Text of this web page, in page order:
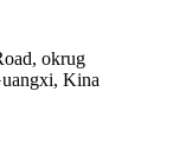
okrug
Kina